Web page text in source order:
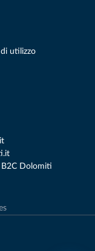
utilizzo
Dolomiti